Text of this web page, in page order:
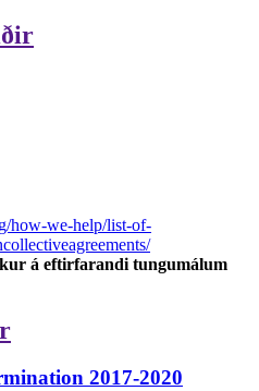
how-we-help/list-of-
á eftirfarandi tungumálum
2017-2020